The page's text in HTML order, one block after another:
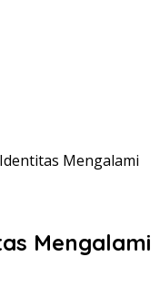
Mengalami
Mengalami